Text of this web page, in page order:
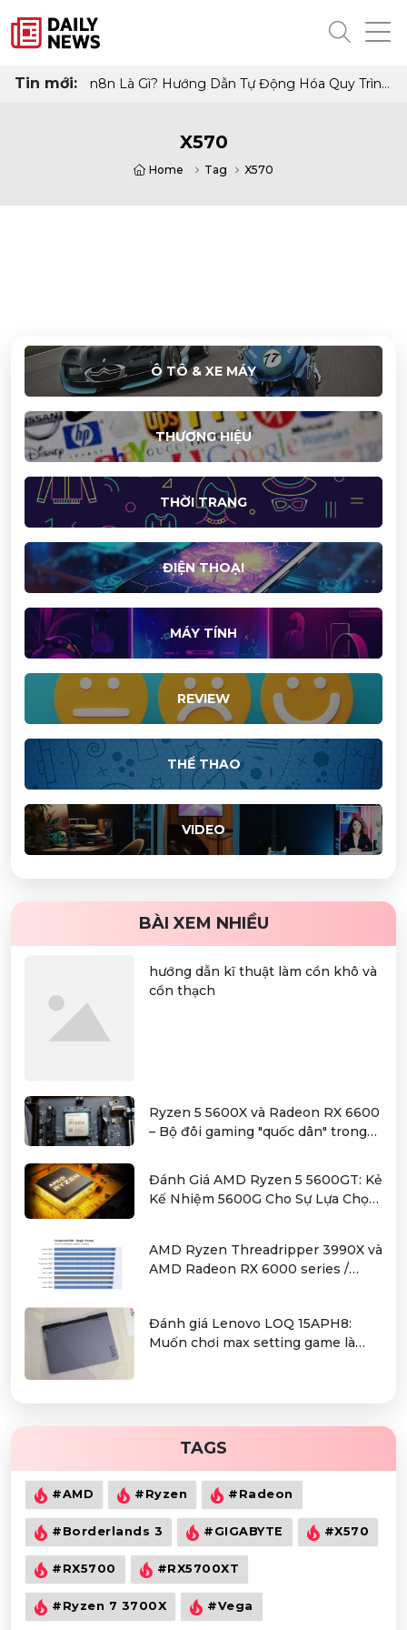
Tin mới:
n8n Là Gì? Hướng Dẫn Tự Động Hóa Quy Trình
X570
Home Tag X570
Ô TÔ & XE MÁY
THƯƠNG HIỆU
THỜI TRANG
ĐIỆN THOẠI
MÁY TÍNH
REVIEW
THỂ THAO
VIDEO
BÀI XEM NHIỀU
hướng dẫn kĩ thuật làm cồn khô và
cồn thạch
Ryzen 5 5600X và Radeon RX 6600
– Bộ đôi gaming "quốc dân" trong
Đánh Giá AMD Ryzen 5 5600GT: Kẻ
Kế Nhiệm 5600G Cho Sự Lựa Chọn
AMD Ryzen Threadripper 3990X và
AMD Radeon RX 6000 series /
làm đồ hoạ chuyên nghiệp
Đánh giá Lenovo LOQ 15APH8:
Muốn chơi max setting game là
TAGS
#AMD #Ryzen #Radeon
#Borderlands 3 #GIGABYTE #X570
#RX5700 #RX5700XT
#Ryzen 7 3700X #Vega